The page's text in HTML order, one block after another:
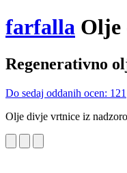
farfalla Olje
Regenerativno
Do sedaj oddanih ocen: 121
Olje divje vrtnice iz